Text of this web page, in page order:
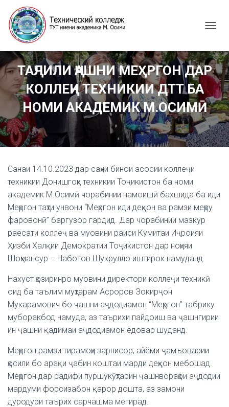
G
G
L
E
A
V
G
A
ТАҶЛИЛИ ҶАШНИ МЕҲРГОН ДАР
КОЛЛЕҶИ ТЕХНИКИИ ДТТ БА
НОМИ АКАДЕМИК М.ОСИМӢ
Санаи 14.10.2023 дар саҳни бинои асосии коллеҷи
техникии Донишгоҳи техникии Тоҷикистон ба номи
академик М.Осимӣ чорабинии намоишӣ бахшида ба иди
Меҳргон таҳти унвони “Меҳргон иди деҳқон ва рамзи меҳру
фаровонӣ” баргузор гардид. Дар чорабинии мазкур
раёсати коллеҷ ва муовини раиси Кумитаи Иҷроияи
Ҳизби Халқии Демократии Тоҷикистон дар ноҳияи
Шоҳмансур – Наботов Шукрулло иштирок намуданд.
Нахуст ҳозиринро муовини директори коллеҷи техникӣ
оид ба таълим муҳтарам Асроров Зокирҷон
Мукарамович бо ҷашни аҷдодиамон “Меҳргон” табрику
муборакбод намуда, аз таърихи пайдоиш ва ҷашнгирии
ин ҷашни қадимаи аҷдодиамон ёдовар шуданд.
Меҳргон рамзи тирамоҳи зарнисор, айёми ҷамъоварии
ҳосили бо арақи ҷабин коштаи марди деҳқон мебошад.
Меҳргон дар радифи пуршукӯҳтарин ҷашнвораҳои аҷдодии
мардуми форсизабон қарор дошта, аз замони
дуродури таърих сарчашма мегирад.